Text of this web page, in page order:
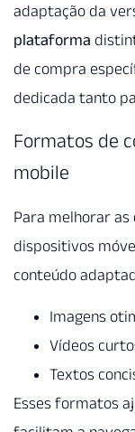
adaptação da
plataforma
de compra
dedicada tanto
Formatos de
mobile
Para melhorar as
dispositivos
conteúdo
Imagens
Vídeos
Textos
Esses formatos